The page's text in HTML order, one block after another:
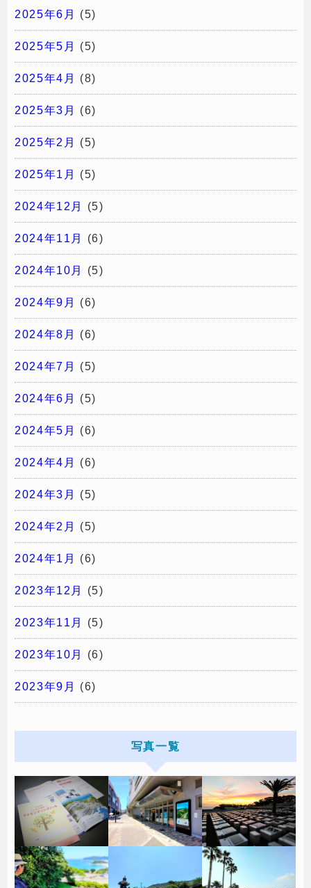
2025年6月 (5)
2025年5月 (5)
2025年4月 (8)
2025年3月 (6)
2025年2月 (5)
2025年1月 (5)
2024年12月 (5)
2024年11月 (6)
2024年10月 (5)
2024年9月 (6)
2024年8月 (6)
2024年7月 (5)
2024年6月 (5)
2024年5月 (6)
2024年4月 (6)
2024年3月 (5)
2024年2月 (5)
2024年1月 (6)
2023年12月 (5)
2023年11月 (5)
2023年10月 (6)
2023年9月 (6)
写真一覧